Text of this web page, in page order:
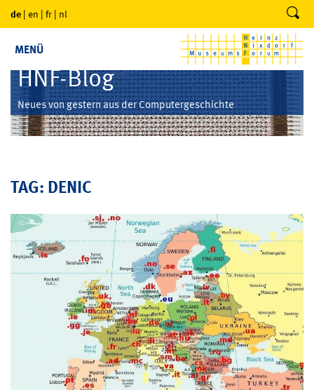
de | en | fr | nl
MENÜ
HNF-Blog
Neues von gestern aus der Computergeschichte
TAG: DENIC